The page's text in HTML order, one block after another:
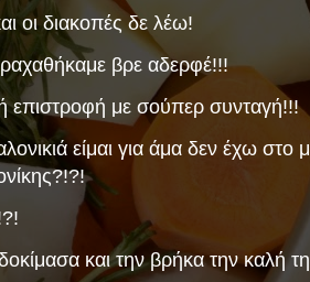
οι διακοπές δε λέω!
βρε αδερφέ!!!
επιστροφή με σούπερ συνταγή!!!
είμαι για άμα δεν έχω
και την βρήκα την καλή